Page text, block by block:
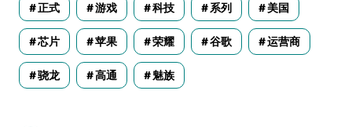
正式 游戏 科技 系列 美国
芯片 苹果 荣耀 谷歌 运营商
骁龙 高通 魅族